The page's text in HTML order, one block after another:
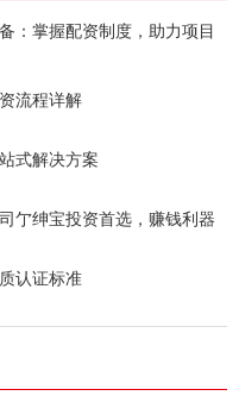
：掌握配资制度，助力项目
流程详解
式解决方案
亇绅宝投资首选，赚钱利器
认证标准